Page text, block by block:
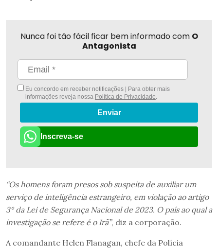
Nunca foi tão fácil ficar bem informado com O
Antagonista
Eu concordo em receber notificações | Para obter mais
informações reveja nossa Política de Privacidade.
Enviar
Inscreva-se
“Os homens foram presos sob suspeita de auxiliar um
serviço de inteligência estrangeiro, em violação ao artigo
3º da Lei de Segurança Nacional de 2023. O país ao qual a
investigação se refere é o Irã”, diz a corporação.
A comandante Helen Flanagan, chefe da Polícia